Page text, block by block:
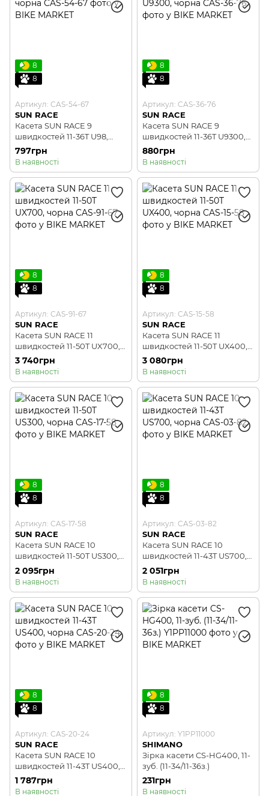
8
8
Артикул: CAS-54-67
SUN RACE
Касета SUN RACE 9
швидкостей 11-36T U98,
чорна
797грн
В наявності
8
8
Артикул: CAS-36-76
SUN RACE
Касета SUN RACE 9
швидкостей 11-36T U9300,
чорна
880грн
В наявності
8
8
Артикул: CAS-91-67
SUN RACE
Касета SUN RACE 11
швидкостей 11-50T UX700,
чорна
3 740грн
В наявності
8
8
Артикул: CAS-15-58
SUN RACE
Касета SUN RACE 11
швидкостей 11-50T UX400,
чорна
3 080грн
В наявності
8
8
Артикул: CAS-17-58
SUN RACE
Касета SUN RACE 10
швидкостей 11-50T US300,
чорна
2 095грн
В наявності
8
8
Артикул: CAS-03-82
SUN RACE
Касета SUN RACE 10
швидкостей 11-43T US700,
чорна
2 051грн
В наявності
8
8
Артикул: CAS-20-24
SUN RACE
Касета SUN RACE 10
швидкостей 11-43T US400,
чорна
1 787грн
В наявності
8
8
Артикул: Y1PP11000
SHIMANO
Зірка касети CS-HG400, 11-
зуб. (11-34/11-36з.)
231грн
В наявності